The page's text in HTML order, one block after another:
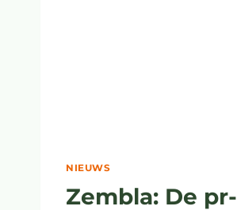
NIEUWS
Zembla: De pr-